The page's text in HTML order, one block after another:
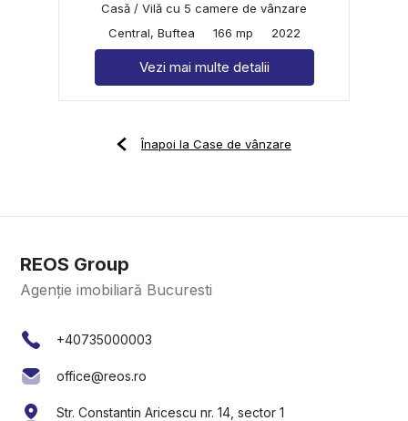
Casă / Vilă cu 5 camere de vânzare
Central, Buftea
166 mp 2022
Vezi mai multe detalii
Înapoi la Case de vânzare
REOS Group
Agenție imobiliară Bucuresti
+40735000003
office@reos.ro
Str. Constantin Aricescu nr. 14, sector 1